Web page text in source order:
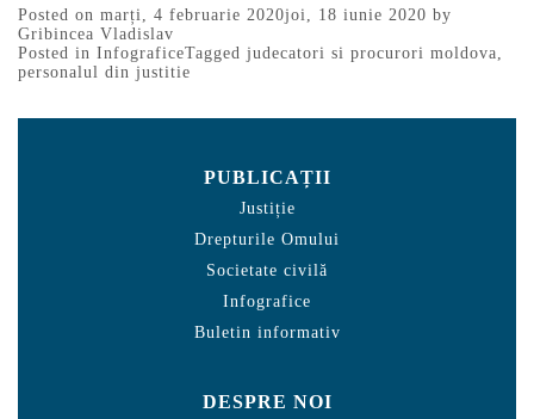
Posted on marți, 4 februarie 2020joi, 18 iunie 2020 by
Gribincea Vladislav
Posted in InfograficeTagged judecatori si procurori moldova,
personalul din justitie
PUBLICAȚII
Justiție
Drepturile Omului
Societate civilă
Infografice
Buletin informativ
DESPRE NOI